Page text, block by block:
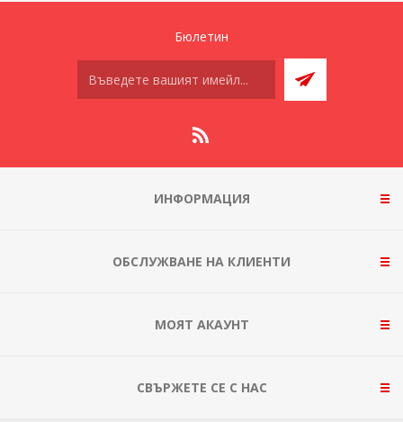
Бюлетин
ИНФОРМАЦИЯ
ОБСЛУЖВАНЕ НА КЛИЕНТИ
МОЯТ АКАУНТ
СВЪРЖЕТЕ СЕ С НАС